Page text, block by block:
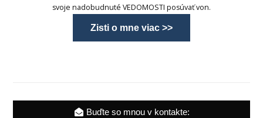
svoje nadobudnuté VEDOMOSTI posúvať von.
Zisti o mne viac >>
Buďte so mnou v kontakte: